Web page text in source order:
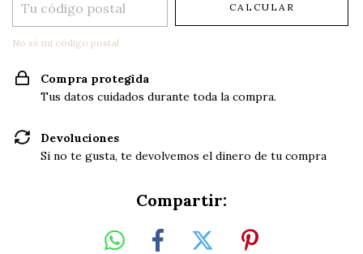
CALCULAR
No sé mi código postal
Compra protegida
Tus datos cuidados durante toda la compra.
Devoluciones
Si no te gusta, te devolvemos el dinero de tu compra
Compartir: